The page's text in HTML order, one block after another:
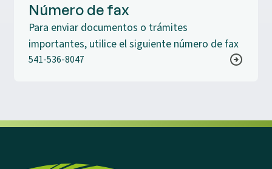
Número de fax
Para enviar documentos o trámites
importantes, utilice el siguiente número de fax
541-536-8047